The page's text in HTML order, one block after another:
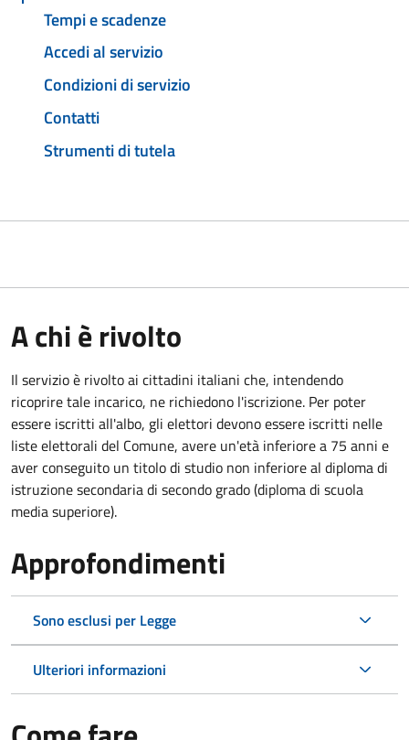
Tempi e scadenze
Accedi al servizio
Condizioni di servizio
Contatti
Strumenti di tutela
A chi è rivolto
Il servizio è rivolto ai cittadini italiani che, intendendo
ricoprire tale incarico, ne richiedono l'iscrizione. Per poter
essere iscritti all'albo, gli elettori devono essere iscritti nelle
liste elettorali del Comune, avere un'età inferiore a 75 anni e
aver conseguito un titolo di studio non inferiore al diploma di
istruzione secondaria di secondo grado (diploma di scuola
media superiore).
Approfondimenti
Sono esclusi per Legge
Ulteriori informazioni